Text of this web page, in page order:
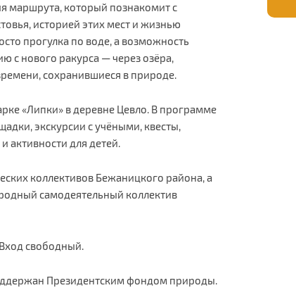
маршрута, который познакомит с
историей этих мест и жизнью
прогулка по воде, а возможность
с нового ракурса — через озёра,
сохранившиеся в природе.
«Липки» в деревне Цевло. В программе
экскурсии с учёными, квесты,
активности для детей.
коллективов Бежаницкого района, а
самодеятельный коллектив
свободный.
Президентским фондом природы.